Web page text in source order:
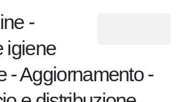
-
- Aggiornamento